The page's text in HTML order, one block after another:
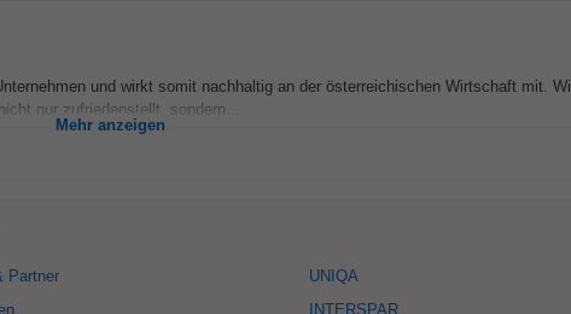
und wirkt somit nachhaltig an der österreichischen Wirtschaft mit.
nur zufriedenstellt, sondern...
Mehr anzeigen
Partner
UNIQA
INTERSPAR